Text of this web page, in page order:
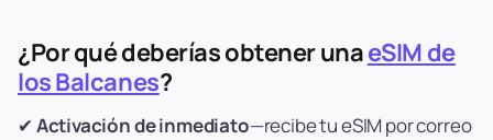
¿Por qué deberías obtener unaeSIM de
los Balcanes?
✔ Activación de inmediato—recibe tu eSIM por correo